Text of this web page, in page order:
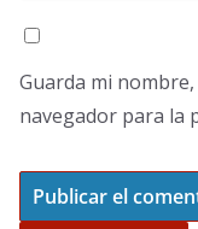
Guarda mi
navegador para la